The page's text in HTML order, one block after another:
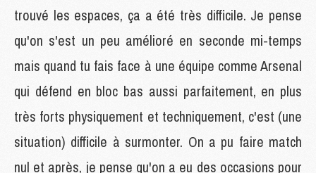
trouvé les espaces, ça a été très difficile. Je pense
qu'on s'est un peu amélioré en seconde mi-temps
mais quand tu fais face à une équipe comme Arsenal
qui défend en bloc bas aussi parfaitement, en plus
très forts physiquement et techniquement, c'est (une
situation) difficile à surmonter. On a pu faire match
nul et après, je pense qu'on a eu des occasions pour